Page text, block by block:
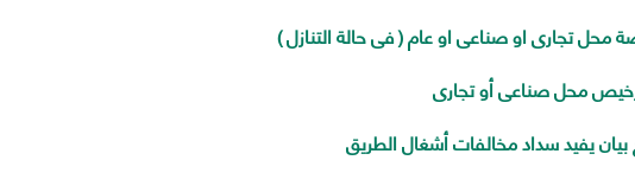
تجارى او صناعى او عام ( فى حالة التنازل )
محل صناعى أو تجارى
يفيد سداد مخالفات أشغال الطريق